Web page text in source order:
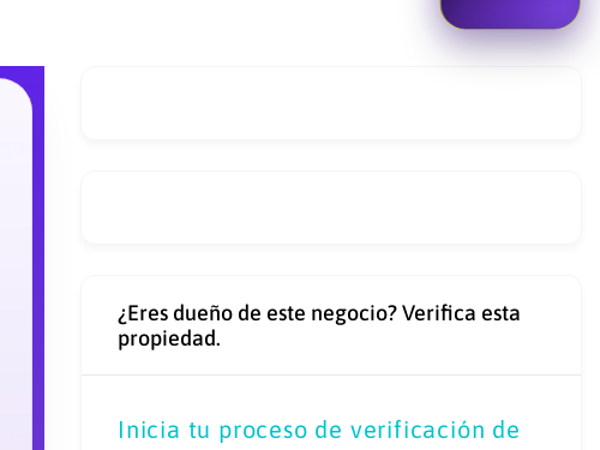
¿Eres dueño de este negocio? Verifica esta
propiedad.
Inicia tu proceso de verificación de